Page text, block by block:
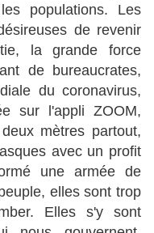
populations. Les
de revenir
la grande force
de bureaucrates,
du coronavirus,
sur l'appli ZOOM,
mètres partout,
avec un profit
une armée de
elles sont trop
Elles s'y sont